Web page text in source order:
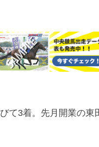
て3着。先月開業の東